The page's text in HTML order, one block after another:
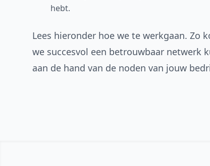
hebt.
Lees hieronder hoe we te werkgaan. Zo
we succesvol een betrouwbaar netwerk
aan de hand van de noden van jouw